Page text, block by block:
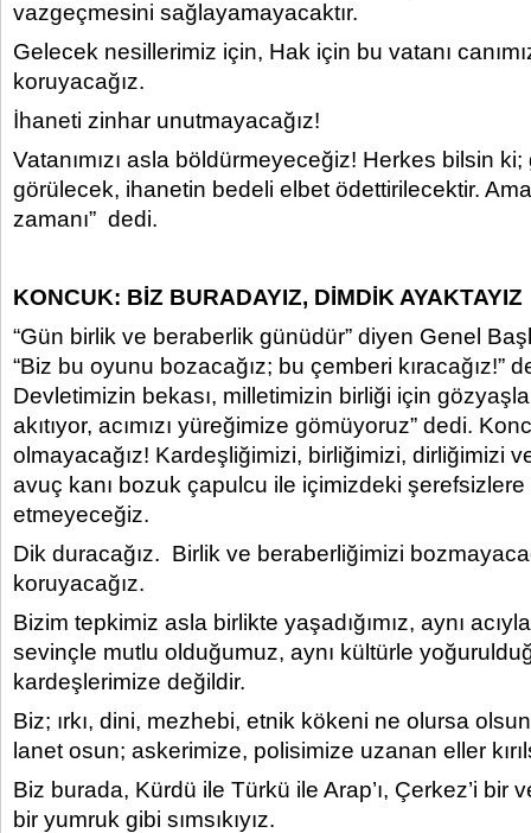
vazgeçmesini sağlayamayacaktır.
Gelecek nesillerimiz için, Hak için bu vatanı
koruyacağız.
İhaneti zinhar unutmayacağız!
Vatanımızı asla böldürmeyeceğiz! Herkes bilsin
görülecek, ihanetin bedeli elbet ödettirilecektir.
zamanı” dedi.
KONCUK: BİZ BURADAYIZ, DİMDİK AYAKTAYIZ
“Gün birlik ve beraberlik günüdür” diyen Genel
“Biz bu oyunu bozacağız; bu çemberi kıracağız!”
Devletimizin bekası, milletimizin birliği için
akıtıyor, acımızı yüreğimize gömüyoruz” dedi.
olmayacağız! Kardeşliğimizi, birliğimizi, dirliğimizi ve
avuç kanı bozuk çapulcu ile içimizdeki şerefsizlere
etmeyeceğiz.
Dik duracağız. Birlik ve beraberliğimizi
koruyacağız.
Bizim tepkimiz asla birlikte yaşadığımız, aynı
sevinçle mutlu olduğumuz, aynı kültürle
kardeşlerimize değildir.
Biz; ırkı, dini, mezhebi, etnik kökeni ne olursa
lanet osun; askerimize, polisimize uzanan eller
Biz burada, Kürdü ile Türkü ile Arap’ı, Çerkez’i bir
bir yumruk gibi sımsıkıyız.